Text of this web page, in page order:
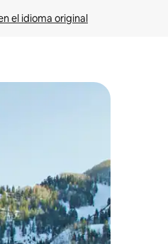
el idioma original